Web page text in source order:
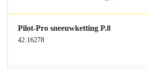
Pilot-Pro sneeuwketting P.8
42.16278